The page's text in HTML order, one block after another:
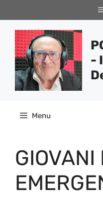
al
contenuto
-
Menu
GIOVANI